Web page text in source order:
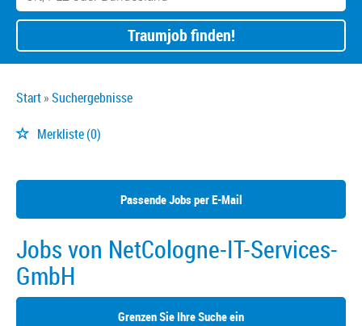
Traumjob finden!
Start Suchergebnisse
Merkliste(0)
Passende Jobs per E-Mail
Jobs von NetCologne-IT-Services-
GmbH
Grenzen Sie Ihre Suche ein